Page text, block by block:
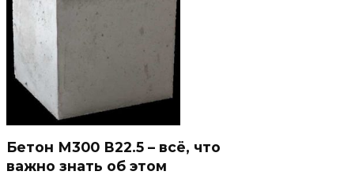
Бетон М300 В22.5 – всё, что
важно знать об этом